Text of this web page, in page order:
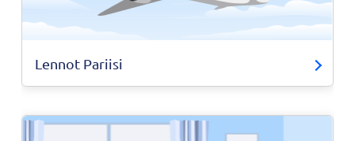
Lennot Pariisi